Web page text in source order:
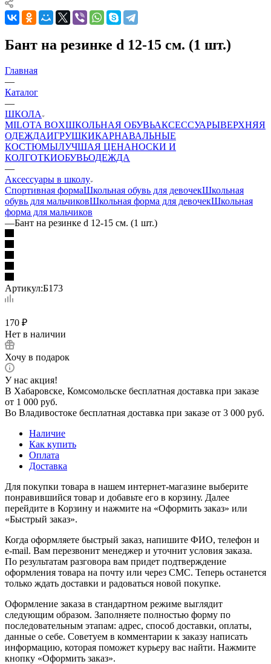
Бант на резинке d 12-15 см. (1 шт.)
Главная
—
Каталог
—
ШКОЛА
MILOTA BOXШКОЛЬНАЯ ОБУВЬАКСЕССУАРЫВЕРХНЯЯ
ОДЕЖДАИГРУШКИКАРНАВАЛЬНЫЕ
КОСТЮМЫЛУЧШАЯ ЦЕНАНОСКИ И
КОЛГОТКИОБУВЬОДЕЖДА
—
Аксессуары в школу
Спортивная формаШкольная обувь для девочекШкольная
обувь для мальчиковШкольная форма для девочекШкольная
форма для мальчиков
—Бант на резинке d 12-15 см. (1 шт.)
Артикул:Б173
170 ₽
Нет в наличии
Хочу в подарок
У нас акция!
В Хабаровске, Комсомольске бесплатная доставка при заказе
от 1 000 руб.
Во Владивостоке бесплатная доставка при заказе от 3 000 руб.
Наличие
Как купить
Оплата
Доставка
Для покупки товара в нашем интернет-магазине выберите
понравившийся товар и добавьте его в корзину. Далее
перейдите в Корзину и нажмите на «Оформить заказ» или
«Быстрый заказ».
Когда оформляете быстрый заказ, напишите ФИО, телефон и
e-mail. Вам перезвонит менеджер и уточнит условия заказа.
По результатам разговора вам придет подтверждение
оформления товара на почту или через СМС. Теперь останется
только ждать доставки и радоваться новой покупке.
Оформление заказа в стандартном режиме выглядит
следующим образом. Заполняете полностью форму по
последовательным этапам: адрес, способ доставки, оплаты,
данные о себе. Советуем в комментарии к заказу написать
информацию, которая поможет курьеру вас найти. Нажмите
кнопку «Оформить заказ».